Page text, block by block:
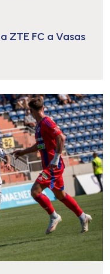
ZTE FC a Vasas